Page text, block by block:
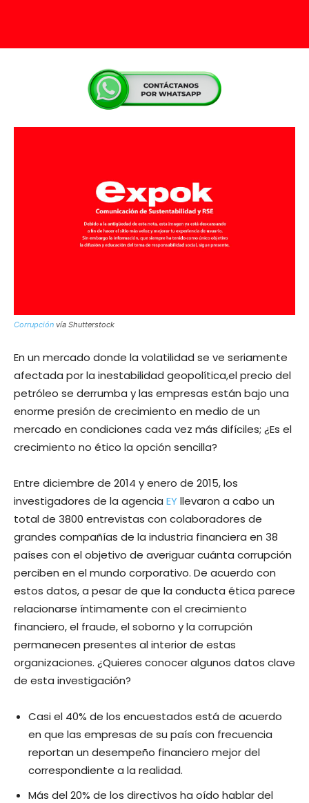
Corrupción vía Shutterstock
En un mercado donde la volatilidad se ve seriamente
afectada por la inestabilidad geopolítica,el precio del
petróleo se derrumba y las empresas están bajo una
enorme presión de crecimiento en medio de un
mercado en condiciones cada vez más difíciles; ¿Es el
crecimiento no ético la opción sencilla?
Entre diciembre de 2014 y enero de 2015, los
investigadores de la agencia EYllevaron a cabo un
total de 3800 entrevistas con colaboradores de
grandes compañías de la industria financiera en 38
países con el objetivo de averiguar cuánta corrupción
perciben en el mundo corporativo. De acuerdo con
estos datos, a pesar de que la conducta ética parece
relacionarse íntimamente con el crecimiento
financiero, el fraude, el soborno y la corrupción
permanecen presentes al interior de estas
organizaciones. ¿Quieres conocer algunos datos clave
de esta investigación?
Casi el 40% de los encuestados está de acuerdo
en que las empresas de su país con frecuencia
reportan un desempeño financiero mejor del
correspondiente a la realidad.
Más del 20% de los directivos ha oído hablar del